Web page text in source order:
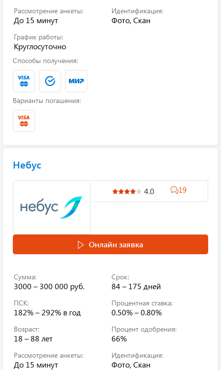
Рассмотрение анкеты:
До 15 минут
Идентификация:
Фото, Скан
График работы:
Круглосуточно
Способы получения:
Варианты погашения:
Небус
4.0 19
Онлайн заявка
Сумма:
3000 – 300 000 руб.
Срок:
84 – 175 дней
ПСК:
182% – 292% в год
Процентная ставка:
0.50% – 0.80%
Возраст:
18 – 88 лет
Процент одобрения:
66%
Рассмотрение анкеты:
До 15 минут
Идентификация:
Фото, Скан